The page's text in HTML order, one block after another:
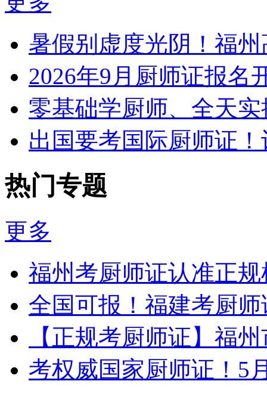
暑假别虚度光阴！福
2026年9月厨师证报名
零基础学厨师、全天
出国要考国际厨师证
热门专题
更多
福州考厨师证认准正
全国可报！福建考厨
【正规考厨师证】福
考权威国家厨师证！5